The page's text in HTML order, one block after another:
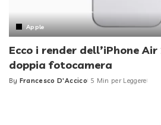
Apple
Ecco i render dell’iPhone
doppia fotocamera
Posted
By Francesco D'Accico 5 Min per Leggere